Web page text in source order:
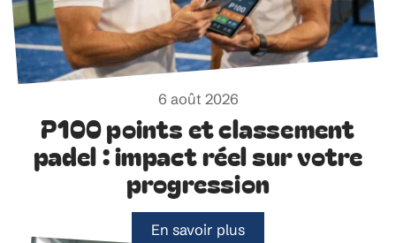
6 août 2026
P100 points et classement
padel : impact réel sur votre
progression
En savoir plus